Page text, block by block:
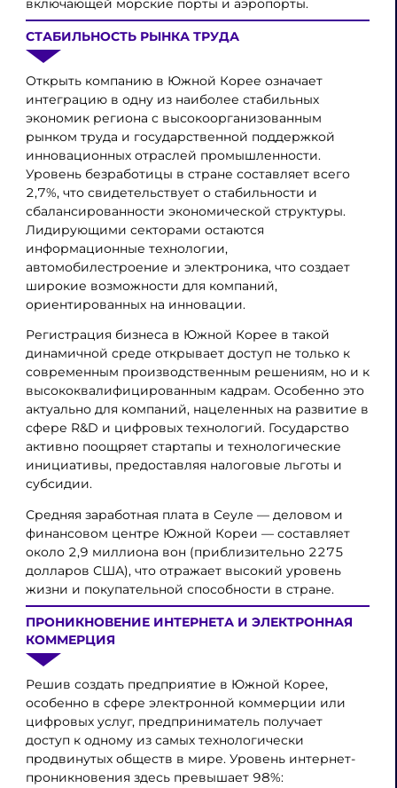
включающей морские порты и аэропорты.
СТАБИЛЬНОСТЬ РЫНКА ТРУДА
Открыть компанию в Южной Корее означает
интеграцию в одну из наиболее стабильных
экономик региона с высокоорганизованным
рынком труда и государственной поддержкой
инновационных отраслей промышленности.
Уровень безработицы в стране составляет всего
2,7%, что свидетельствует о стабильности и
сбалансированности экономической структуры.
Лидирующими секторами остаются
информационные технологии,
автомобилестроение и электроника, что создает
широкие возможности для компаний,
ориентированных на инновации.
Регистрация бизнеса в Южной Корее в такой
динамичной среде открывает доступ не только к
современным производственным решениям, но и к
высококвалифицированным кадрам. Особенно это
актуально для компаний, нацеленных на развитие в
сфере R&D и цифровых технологий. Государство
активно поощряет стартапы и технологические
инициативы, предоставляя налоговые льготы и
субсидии.
Средняя заработная плата в Сеуле — деловом и
финансовом центре Южной Кореи — составляет
около 2,9 миллиона вон (приблизительно 2275
долларов США), что отражает высокий уровень
жизни и покупательной способности в стране.
ПРОНИКНОВЕНИЕ ИНТЕРНЕТА И ЭЛЕКТРОННАЯ
КОММЕРЦИЯ
Решив создать предприятие в Южной Корее,
особенно в сфере электронной коммерции или
цифровых услуг, предприниматель получает
доступ к одному из самых технологически
продвинутых обществ в мире. Уровень интернет-
проникновения здесь превышает 98%: